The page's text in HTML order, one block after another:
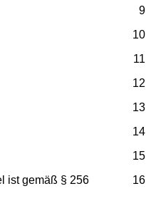
9
10
11
12
13
14
15
16
ist gemäß § 256